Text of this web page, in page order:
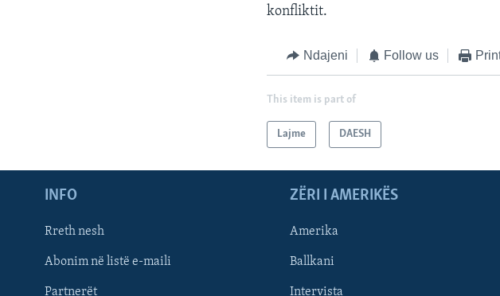
konfliktit.
Ndajeni Follow us
This item is part of
Lajme DAESH
INFO
Rreth nesh
Abonim në listë e-maili
Partnerët
ZËRI I AMERIKËS
Amerika
Ballkani
Intervista